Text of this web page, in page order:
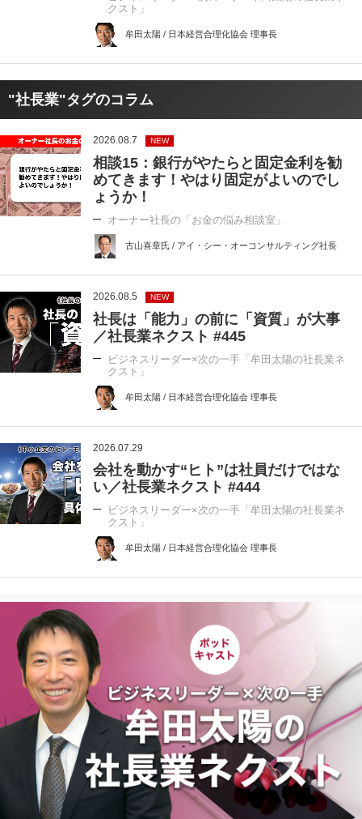
クスト」
牟田太陽 / 日本経営合理化協会 理事長
"社長業"タグのコラム
2026.08.7 NEW
相談15：銀行がやたらと固定金利を勧
めてきます！やはり固定がよいのでし
ょうか！
オーナー社長の「お金の悩み相談室」
古山喜章氏 / アイ・シー・オーコンサルティング社長
2026.08.5 NEW
社長は「能力」の前に「資質」が大事
／社長業ネクスト #445
ビジネスリーダー×次の一手「牟田太陽の社長業ネ
クスト」
牟田太陽 / 日本経営合理化協会 理事長
2026.07.29
会社を動かす“ヒト”は社員だけではな
い／社長業ネクスト #444
ビジネスリーダー×次の一手「牟田太陽の社長業ネ
クスト」
牟田太陽 / 日本経営合理化協会 理事長